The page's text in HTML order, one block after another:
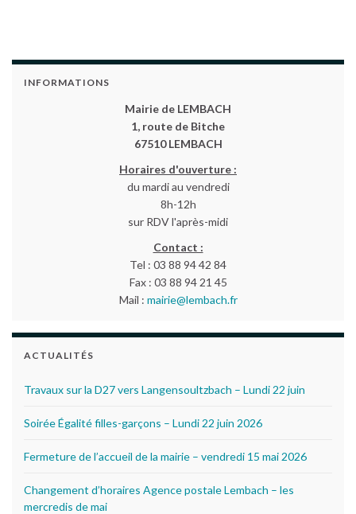
INFORMATIONS
Mairie de LEMBACH
1, route de Bitche
67510 LEMBACH
Horaires d'ouverture :
du mardi au vendredi
8h-12h
sur RDV l'après-midi
Contact :
Tel : 03 88 94 42 84
Fax : 03 88 94 21 45
Mail : mairie@lembach.fr
ACTUALITÉS
Travaux sur la D27 vers Langensoultzbach – Lundi 22 juin
Soirée Égalité filles-garçons – Lundi 22 juin 2026
Fermeture de l’accueil de la mairie – vendredi 15 mai 2026
Changement d’horaires Agence postale Lembach – les
mercredis de mai